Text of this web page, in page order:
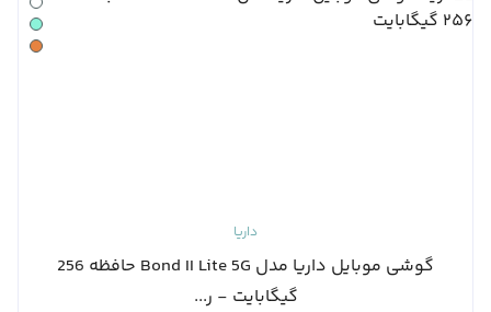
داریا
گوشی موبایل داریا مدل Bond II Lite 5G حافظه 256
گیگابایت - ر...